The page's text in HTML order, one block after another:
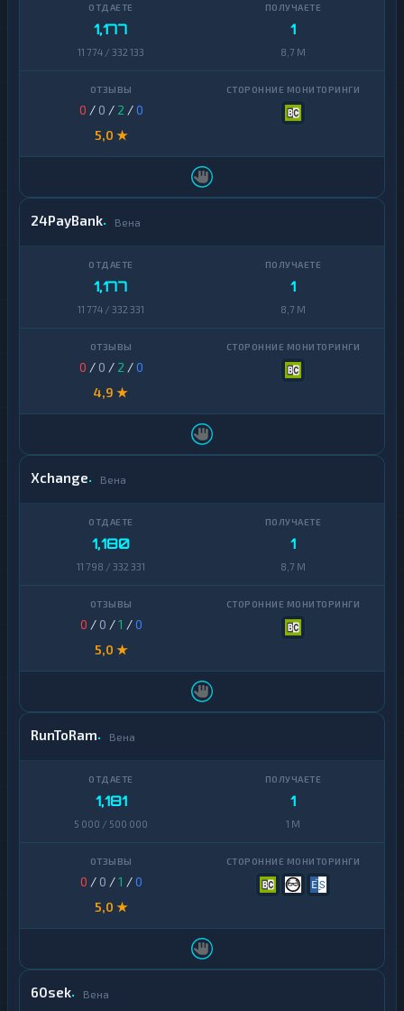
1,177
11 774 / 332 133
1
8,7 M
0 / 0 / 2 /0
5,0 ★
24PayBank Вена
1,177
11 774 / 332 331
1
8,7 M
0 / 0 / 2 /0
4,9 ★
Xchange Вена
1,180
11 798 / 332 331
1
8,7 M
0 / 0 /1 /0
5,0 ★
RunToRam Вена
1,181
5 000 / 500 000
1
1 M
0 / 0 /1 /0
5,0 ★
60sek Вена